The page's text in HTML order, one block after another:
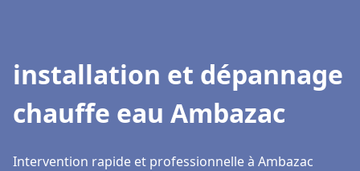
installation et dépannage
chauffe eau Ambazac
Intervention rapide et professionnelle à Ambazac